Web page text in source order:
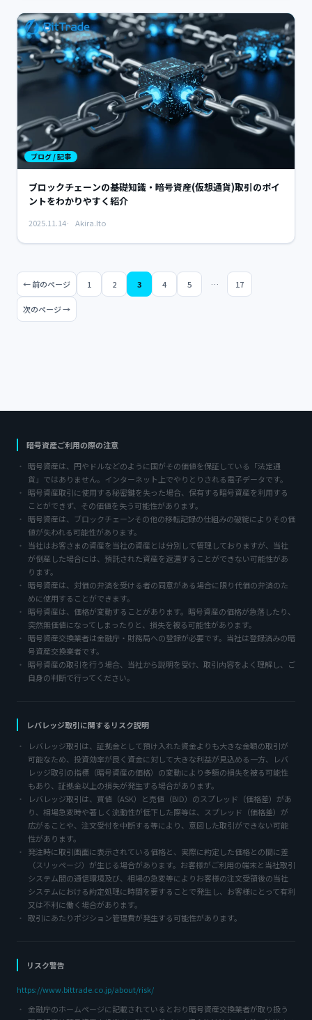
ブログ / 記事
ブロックチェーンの基礎知識・暗号資産(仮想通貨)取引のポイ
ントをわかりやすく紹介
2025.11.14 Akira.Ito
投
稿
ジ
送
り
← 前のページ
ペ
1
ペ
2
ペ
3
ペ
4
ペ
5 …
ペ
17
次のページ →
暗号資産ご利用の際の注意
暗号資産は、円やドルなどのように国がその価値を保証している「法定通
貨」ではありません。インターネット上でやりとりされる電子データです。
暗号資産取引に使用する秘密鍵を失った場合、保有する暗号資産を利用する
ことができず、その価値を失う可能性があります。
暗号資産は、ブロックチェーンその他の移転記録の仕組みの破綻によりその価
値が失われる可能性があります。
当社はお客さまの資産を当社の資産とは分別して管理しておりますが、当社
が倒産した場合には、預託された資産を返還することができない可能性があ
ります。
暗号資産は、対価の弁済を受ける者の同意がある場合に限り代価の弁済のた
めに使用することができます。
暗号資産は、価格が変動することがあります。暗号資産の価格が急落したり、
突然無価値になってしまったりと、損失を被る可能性があります。
暗号資産交換業者は金融庁・財務局への登録が必要です。当社は登録済みの暗
号資産交換業者です。
暗号資産の取引を行う場合、当社から説明を受け、取引内容をよく理解し、ご
自身の判断で行ってください。
レバレッジ取引に関するリスク説明
レバレッジ取引は、証拠金として預け入れた資金よりも大きな金額の取引が
可能なため、投資効率が良く資金に対して大きな利益が見込める一方、レバ
レッジ取引の指標（暗号資産の価格）の変動により多額の損失を被る可能性
もあり、証拠金以上の損失が発生する場合があります。
レバレッジ取引は、買値（ASK）と売値（BID）のスプレッド（価格差）があ
り、相場急変時や著しく流動性が低下した際等は、スプレッド（価格差）が
広がることや、注文受付を中断する等により、意図した取引ができない可能
性があります。
発注時に取引画面に表示されている価格と、実際に約定した価格との間に差
（スリッページ）が生じる場合があります。お客様がご利用の端末と当社取引
システム間の通信環境及び、相場の急変等によりお客様の注文受領後の当社
システムにおける約定処理に時間を要することで発生し、お客様にとって有利
又は不利に働く場合があります。
取引にあたりポジション管理費が発生する可能性があります。
リスク警告
https://www.bittrade.co.jp/about/risk/
金融庁のホームページに記載されているとおり暗号資産交換業者が取り扱う